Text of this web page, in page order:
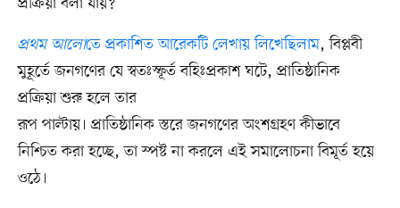
প্রথম আলোতে প্রকাশিত আরেকটি লেখায় লিখেছিলাম, বিপ্লবী
মুহূর্তে জনগণের যে স্বতঃস্ফূর্ত বহিঃপ্রকাশ ঘটে, প্রাতিষ্ঠানিক
প্রক্রিয়া শুরু হলে তার
রূপ পাল্টায়। প্রাতিষ্ঠানিক স্তরে জনগণের অংশগ্রহণ কীভাবে
নিশ্চিত করা হচ্ছে, তা স্পষ্ট না করলে এই সমালোচনা বিমূর্ত হয়ে
ওঠে।